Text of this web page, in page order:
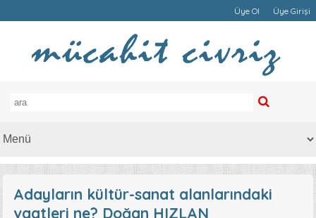
Üye Ol Üye Girişi
Adayların kültür-sanat alanlarındaki
vaatleri ne? Doğan HIZLAN